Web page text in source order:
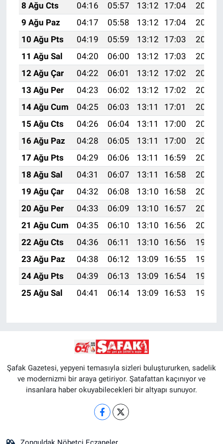
8 Ağu Cts
04:16 05:57 13:12 17:04
20:18
9 Ağu Paz
04:17 05:58 13:12 17:04
20:17
10 Ağu Pts
04:19 05:59 13:12 17:03
20:15
11 Ağu Sal
04:20 06:00 13:12 17:03
20:14
12 Ağu Çar
04:22 06:01 13:12 17:02
20:13
13 Ağu Per
04:23 06:02 13:12 17:02
20:11
14 Ağu Cum
04:25 06:03 13:11 17:01
20:10
15 Ağu Cts
04:26 06:04 13:11 17:00
20:09
16 Ağu Paz
04:28 06:05 13:11 17:00
20:07
17 Ağu Pts
04:29 06:06 13:11 16:59
20:06
18 Ağu Sal
04:31 06:07 13:11 16:58
20:04
19 Ağu Çar
04:32 06:08 13:10 16:58
20:03
20 Ağu Per
04:33 06:09 13:10 16:57
20:01
21 Ağu Cum
04:35 06:10 13:10 16:56
20:00
22 Ağu Cts
04:36 06:11 13:10 16:56
19:58
23 Ağu Paz
04:38 06:12 13:09 16:55
19:57
24 Ağu Pts
04:39 06:13 13:09 16:54
19:55
25 Ağu Sal
04:41 06:14 13:09 16:53 19:54
Şafak Gazetesi, yepyeni temasıyla sizleri buluştururken, sadelik
ve modernizmi bir araya getiriyor. Şatafattan kaçınıyor ve
insanlara haber okuyabilecekleri bir altyapı sunuyor.